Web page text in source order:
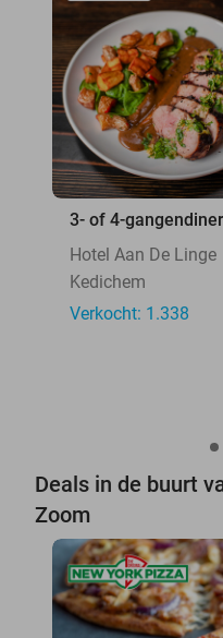
3- of 4-
Hotel Aan De Linge
Kedichem
Verkocht: 1.338
Deals in de buurt
Zoom